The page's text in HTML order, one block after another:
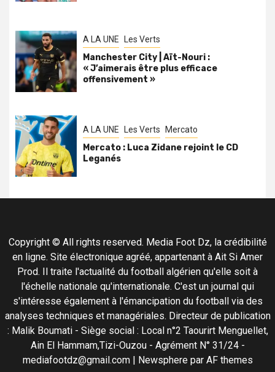
A LA UNE Les Verts
Manchester City | Aït-Nouri :
« J’aimerais être plus efficace
offensivement »
A LA UNE Les Verts Mercato
Mercato : Luca Zidane rejoint le CD
Leganés
Copyright © All rights reserved. Media Foot Dz, la crédibilité
en ligne. Site électronique agréé, appartenant à Ait Si Amer
Prod. Il traite l'actualité du football algérien qu'elle soit à
l'échelle nationale qu'internationale. C'est un journal qui
s'intéresse également à l'émancipation du football via des
analyses techniques et managériales. Directeur de publication
: Malik Boumati - Siège social : Local n°2 Taourirt Menguellet,
Ain El Hammam,Tizi-Ouzou - Agrément N° 31/24 -
mediafootdz@gmail.com | Newspherepar AF themes